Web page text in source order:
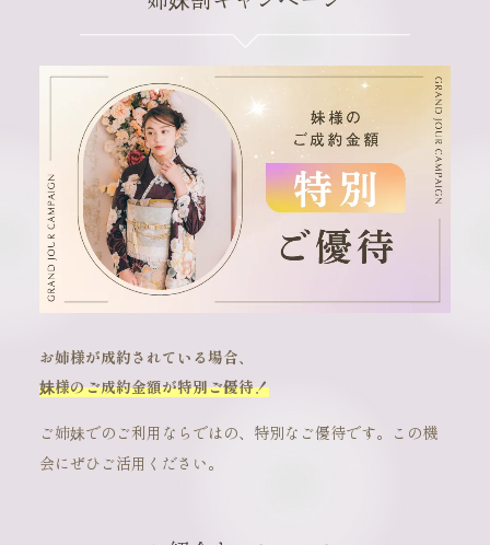
お姉様が成約されている場合、
妹様のご成約金額が特別ご優待！
ご姉妹でのご利用ならではの、特別なご優待です。この機
会にぜひご活用ください。